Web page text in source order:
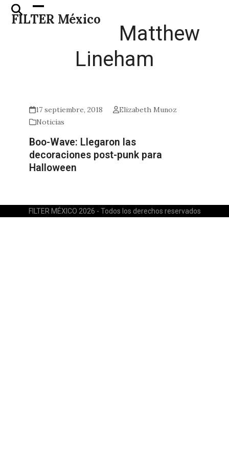
Skip
FILTER México
Open
mobile
Close
mobile
Matthew
Lineham
17 septiembre, 2018
Elizabeth Munoz
Noticias
Boo-Wave: Llegaron las
decoraciones post-punk para
Halloween
FILTER MÉXICO 2026 - Todos los derechos reservados